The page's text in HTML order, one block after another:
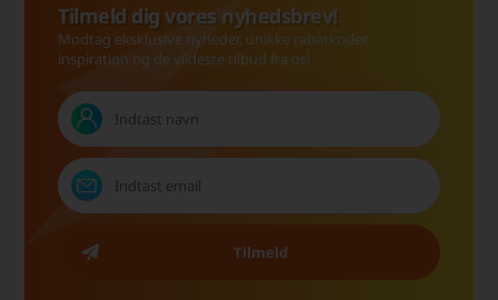
Tilmeld dig vores nyhedsbrev!
Modtag eksklusive nyheder, unikke rabatkoder,
inspiration og de vildeste tilbud fra os!